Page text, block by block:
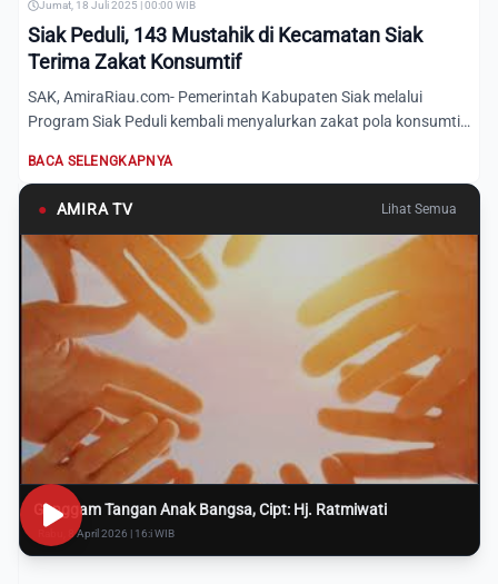
Jumat, 18 Juli 2025 | 00:00 WIB
Siak Peduli, 143 Mustahik di Kecamatan Siak
Terima Zakat Konsumtif
SAK, AmiraRiau.com- Pemerintah Kabupaten Siak melalui
Program Siak Peduli kembali menyalurkan zakat pola konsumtif
BACA SELENGKAPNYA
● AMIRA TV Lihat Semua
Genggam Tangan Anak Bangsa, Cipt: Hj. Ratmiwati
Rabu, 8 April 2026 | 16:i WIB